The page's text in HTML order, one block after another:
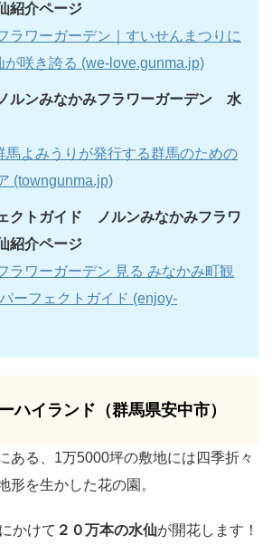
紹介ページ
ラワーガーデン｜すいせんまつりに
が咲き誇る (we-love.gunma.jp)
ルンみなかみフラワーガーデン 水
馬よみうりが発行する群馬のための
(towngunma.jp)
クトガイド ノルンみなかみフラワ
紹介ページ
ラワーガーデン 見る みなかみ町観
ーフェクトガイド (enjoy-
ハイランド（群馬県安中市）
ある、1万5000坪の敷地には四季折々
形を生かした花の園。
かけて ２０万本の水仙が開花します！